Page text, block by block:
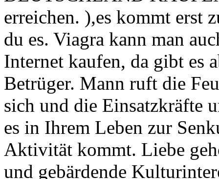
erreichen. ),es kommt erst
du es. Viagra kann man
Internet kaufen, da gibt es
Betrüger. Mann ruft die
sich und die Einsatzkräfte
es in Ihrem Leben zur
Aktivität kommt. Liebe
und gebärdende